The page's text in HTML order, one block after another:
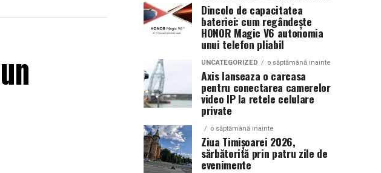
Dincolo de capacitatea
bateriei: cum regândește
HONOR Magic V6 autonomia
unui telefon pliabil
UNCATEGORIZED o săptămână inainte
Axis lanseaza o carcasa
pentru conectarea camerelor
video IP la retele celulare
private
o săptămână inainte
Ziua Timișoarei 2026,
sărbătorită prin patru zile de
evenimente